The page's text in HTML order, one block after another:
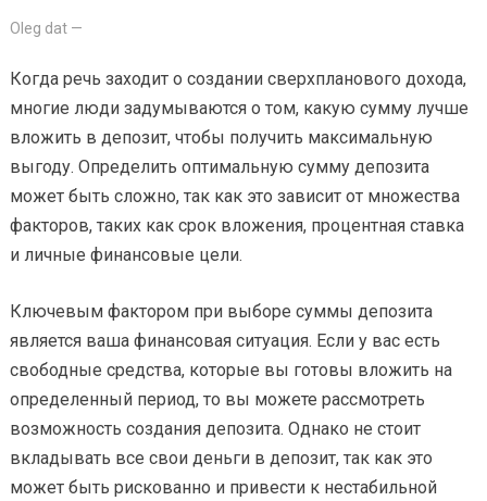
Oleg dat—
Когда речь заходит о создании сверхпланового дохода,
многие люди задумываются о том, какую сумму лучше
вложить в депозит, чтобы получить максимальную
выгоду. Определить оптимальную сумму депозита
может быть сложно, так как это зависит от множества
факторов, таких как срок вложения, процентная ставка
и личные финансовые цели.
Ключевым фактором при выборе суммы депозита
является ваша финансовая ситуация. Если у вас есть
свободные средства, которые вы готовы вложить на
определенный период, то вы можете рассмотреть
возможность создания депозита. Однако не стоит
вкладывать все свои деньги в депозит, так как это
может быть рискованно и привести к нестабильной